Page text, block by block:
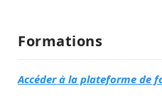
Formations
Accéder à la plateforme de